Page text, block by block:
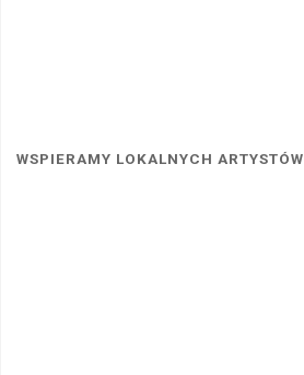
WSPIERAMY LOKALNYCH ARTYSTÓW